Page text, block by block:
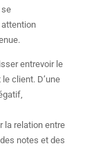
se
entrevoir le
client. D’une
la relation entre
notes et des